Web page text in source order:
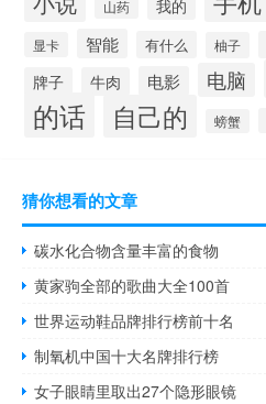
山药 我的
显卡 智能 有什么 柚子
牌子 牛肉 电影 电脑
的话 自己的 螃蟹
猜你想看的文章
碳水化合物含量丰富的食物
黄家驹全部的歌曲大全100首
世界运动鞋品牌排行榜前十名
制氧机中国十大名牌排行榜
女子眼睛里取出27个隐形眼镜